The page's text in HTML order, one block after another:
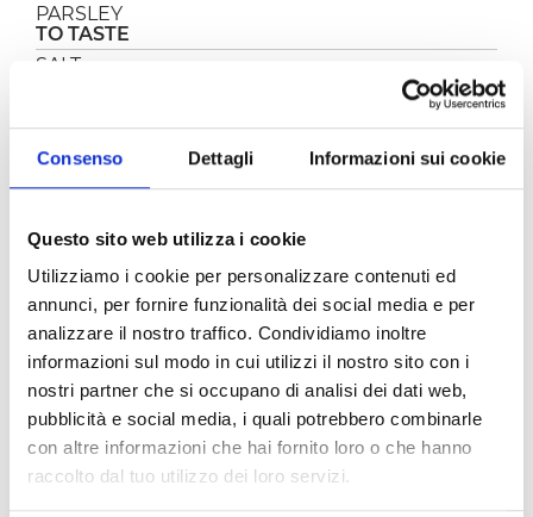
Consenso Dettagli Informazioni sui cookie
Questo sito web utilizza i cookie
Utilizziamo i cookie per personalizzare contenuti ed
annunci, per fornire funzionalità dei social media e per
analizzare il nostro traffico. Condividiamo inoltre
informazioni sul modo in cui utilizzi il nostro sito con i
nostri partner che si occupano di analisi dei dati web,
pubblicità e social media, i quali potrebbero combinarle
con altre informazioni che hai fornito loro o che hanno
raccolto dal tuo utilizzo dei loro servizi.
PARSLEY
TO TASTE
SALT
1.1 LBS
Clean the shrimp and cut in half lengthwise.
Cut the eggplant into cubes that are not too
large. Chop an onion.
Now take a pan, heat two tablespoons of oil and
fry the chopped onion. Once golden, add the
chopped eggplant and once cooked add the
shrimp and let them sauté to finish cooking,
add salt and pepper.